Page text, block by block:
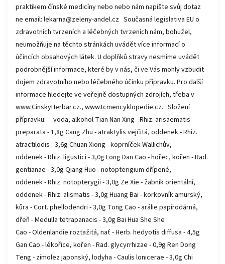
praktikem čínské medicíny nebo nebo nám napište svůj dotaz
ne email: lekarna@zeleny-andel.cz Současná legislativa EU o
zdravotních tvrzeních a léčebných tvrzeních nám, bohužel,
neumožňuje na těchto stránkách uvádět více informací o
účincích obsahových látek. U doplňků stravy nesmíme uvádět
podrobnější informace, které by v nás, či ve Vás mohly vzbudit
dojem zdravotního nebo léčebného účinku přípravku. Pro další
informace hledejte ve veřejně dostupných zdrojích, třeba v
www.CinskyHerbar.cz., www.tcmencyklopedie.cz. Složení
přípravku: voda, alkohol Tian Nan Xing - Rhiz. arisaematis
preparata - 1,8g Cang Zhu - atraktylis vejčitá, oddenek - Rhiz.
atractilodis - 3,6g Chuan Xiong - koprníček Wallichův,
oddenek - Rhiz. ligustici - 3,0g Long Dan Cao - hořec, kořen - Rad.
gentianae - 3,0g Qiang Huo - notopterigium dřípené,
oddenek - Rhiz. notopterygii - 3,0g Ze Xie - žabník orientální,
oddenek - Rhiz. alismatis - 3,0g Huang Bai - korkovník amurský,
kůra - Cort. phellodendri - 3,0g Tong Cao - arálie papírodárná,
dřeň - Medulla tetrapanacis - 3,0g Bai Hua She She
Cao - Oldenlandie roztažitá, nať - Herb. hedyotis diffusa - 4,5g
Gan Cao - lékořice, kořen - Rad. glycyrrhizae - 0,9g Ren Dong
Teng - zimolez japonský, lodyha - Caulis lonicerae - 3,0g Chi